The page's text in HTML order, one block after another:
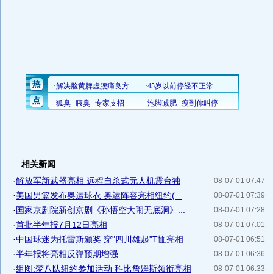
相关新闻
08-07-01 07:47
·解放军新武器亮相 远程自杀式无人机震台独
08-07-01 07:39
·美国男篮发布奥运球衣 奥运阵容亮相纽约(...
08-07-01 07:28
·国家京剧院新创京剧《孙悟空大闹无底洞》...
08-07-01 07:01
·首批半年报7月12日亮相
08-07-01 06:51
·中国球迷为托雷斯颁奖 穿"四川雄起"T恤亮相
08-07-01 06:36
·半年报将亮相反弹预期增强
08-07-01 06:33
·组图:梦八队纽约参加活动 科比詹姆斯领衔亮相